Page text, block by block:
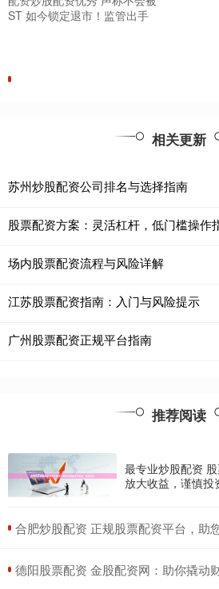
ST 如今锁定退市！监管出手
相关更新
苏州炒股配资公司排名与选择指南
股票配资方案：灵活杠杆，低门槛操作
场内股票配资流程与风险详解
江苏股票配资指南：入门与风险提示
广州股票配资正规平台指南
推荐阅读
最专业炒股配资
放大收益，谨慎投
合肥炒股配资 正规股票配资平台，助
德阳股票配资 金股配资网：助你撬动